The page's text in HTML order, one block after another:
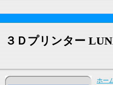
３Ｄプリンター
ホー